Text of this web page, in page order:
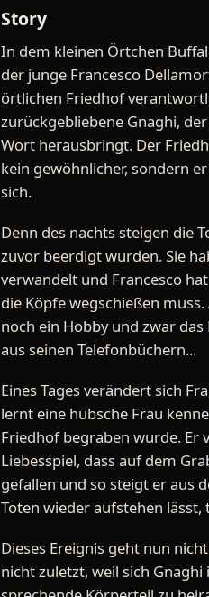
Story
In dem kleinen Örtchen
der junge Francesco
örtlichen Friedhof
zurückgebliebene Gnaghi,
Wort herausbringt. Der
kein gewöhnlicher, sondern
sich.
Denn des nachts steigen die
zuvor beerdigt wurden. Sie
verwandelt und Francesco
die Köpfe wegschießen
noch ein Hobby und zwar
aus seinen Telefonbüchern...
Eines Tages verändert sich
lernt eine hübsche Frau
Friedhof begraben wurde. Er
Liebesspiel, dass auf dem
gefallen und so steigt er aus
Toten wieder aufstehen
Dieses Ereignis geht nun
nicht zuletzt, weil sich